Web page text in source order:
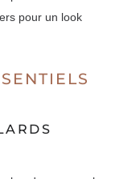
pour un look